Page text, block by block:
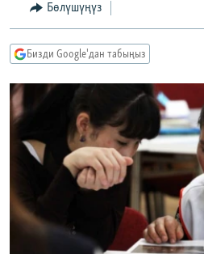
МАДАНИЯТ
ТВ ПРОГРАММАЛАР
ЭКСПЕРТТЕР ТАЛДАЙТ
БИЗ ЖАНА ДҮЙНӨ
ДАНИСТЕ
ЭЖЕ-СИҢДИЛЕР
АЗАТТЫК+
ЫҢГАЙСЫЗ СУРООЛОР
ӨЗГӨЧӨ ПИКИР
Русский
ОНЛАЙН ШЕРИНЕ
Бөлүшүңүз
Бизди Google'дан табыңыз